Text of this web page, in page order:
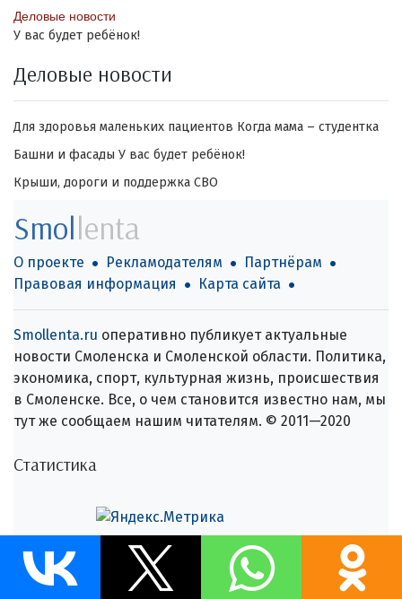
Деловые новости
У вас будет ребёнок!
Деловые новости
Для здоровья маленьких пациентов Когда мама – студентка
Башни и фасады У вас будет ребёнок!
Крыши, дороги и поддержка СВО
Smollenta
О проекте Рекламодателям
Партнёрам
Правовая информация
Карта сайта
Smollenta.ru оперативно публикует актуальные
новости Смоленска и Смоленской области. Политика,
экономика, спорт, культурная жизнь, происшествия
в Смоленске. Все, о чем становится известно нам, мы
тут же сообщаем нашим читателям. © 2011—2020
Статистика